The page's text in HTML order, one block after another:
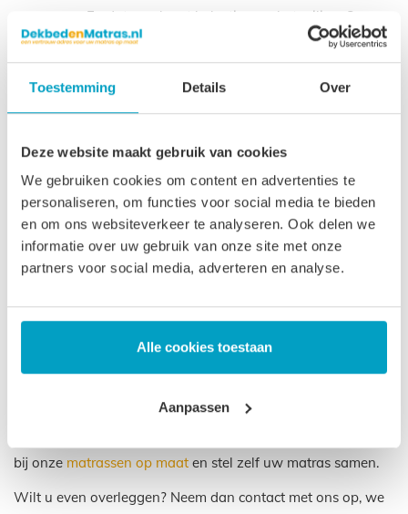
Toestemming Details Over
Deze website maakt gebruik van cookies
We gebruiken cookies om content en advertenties te
personaliseren, om functies voor social media te bieden
en om ons websiteverkeer te analyseren. Ook delen we
informatie over uw gebruik van onze site met onze
partners voor social media, adverteren en analyse.
Alle cookies toestaan
Aanpassen
vervangen. En dat voorkomt belasting op het milieu. Op
deze manier willen wij goed rentmeesterschap uitoefenen
komen.
80
We geloven in de kwaliteit van uw Matras 155 x 80.
Daarom krijgt u op onze matrassen 3 tot 5 jaar garantie. Met
deze garantie laten we zien dat we achter onze producten
gratis naar u verzonden.
Zoekt u net een andere maat dan Matras 155 x 80? Maak
dan gebruik van onze zoekbalk, grote kans dat de
matrasmaat die u nodig hebt ook gewoon leverbaar is. Wilt
bij onze matrassen op maat en stel zelf uw matras samen.
Wilt u even overleggen? Neem dan contact met ons op, we